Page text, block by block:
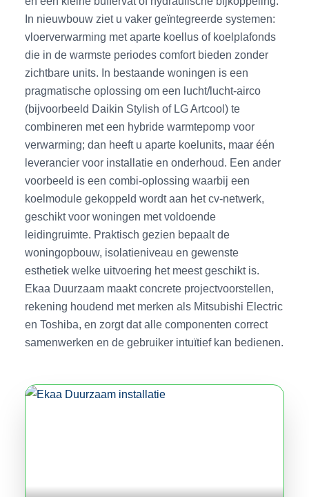
In nieuwbouw ziet u vaker geïntegreerde systemen:
vloerverwarming met aparte koellus of koelplafonds
die in de warmste periodes comfort bieden zonder
zichtbare units. In bestaande woningen is een
pragmatische oplossing om een lucht/lucht-airco
(bijvoorbeeld Daikin Stylish of LG Artcool) te
combineren met een hybride warmtepomp voor
verwarming; dan heeft u aparte koelunits, maar één
leverancier voor installatie en onderhoud. Een ander
voorbeeld is een combi-oplossing waarbij een
koelmodule gekoppeld wordt aan het cv-netwerk,
geschikt voor woningen met voldoende
leidingruimte. Praktisch gezien bepaalt de
woningopbouw, isolatieniveau en gewenste
esthetiek welke uitvoering het meest geschikt is.
Ekaa Duurzaam maakt concrete projectvoorstellen,
rekening houdend met merken als Mitsubishi Electric
en Toshiba, en zorgt dat alle componenten correct
samenwerken en de gebruiker intuïtief kan bedienen.